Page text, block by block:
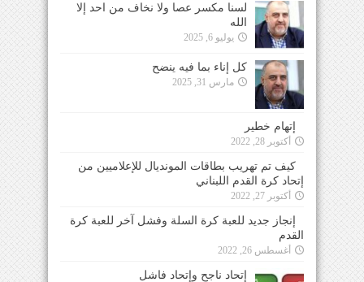
لسنا مكسر عصا ولا نخاف من احد إلا
الله
يوليو 6, 2025
كل إناء بما فيه ينضح
مارس 31, 2025
إتهام خطير
أكتوبر 28, 2022
كيف تم تهريب بطاقات المونديال للإعلاميين من
إتحاد كرة القدم اللبناني
أكتوبر 27, 2022
إنجاز جديد للعبة كرة السلة وفشل آخر للعبة كرة
القدم
أغسطس 26, 2022
إتحاد ناجح وإتحاد فاشل